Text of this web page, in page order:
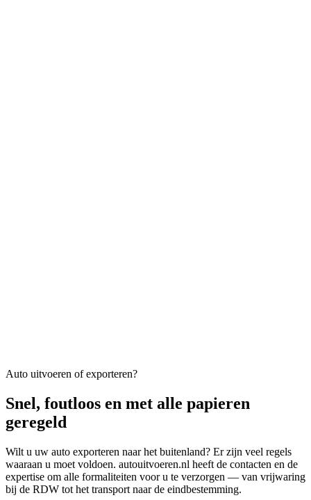
Auto uitvoeren of exporteren?
Snel, foutloos en met alle papieren
geregeld
Wilt u uw auto exporteren naar het buitenland? Er zijn veel regels
waaraan u moet voldoen. autouitvoeren.nl heeft de contacten en de
expertise om alle formaliteiten voor u te verzorgen — van vrijwaring
bij de RDW tot het transport naar de eindbestemming.